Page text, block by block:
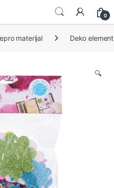
0
materijal Deko
🔍